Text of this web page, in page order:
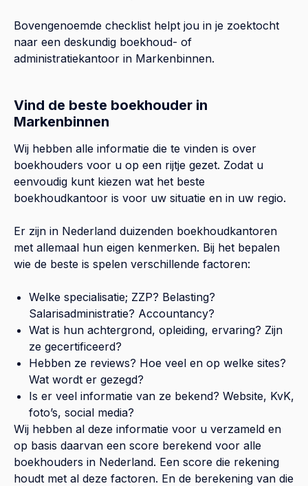
Bovengenoemde checklist helpt jou in je zoektocht
naar een deskundig boekhoud- of
administratiekantoor in Markenbinnen.
Vind de beste boekhouder in
Markenbinnen
Wij hebben alle informatie die te vinden is over
boekhouders voor u op een rijtje gezet. Zodat u
eenvoudig kunt kiezen wat het beste
boekhoudkantoor is voor uw situatie en in uw regio.
Er zijn in Nederland duizenden boekhoudkantoren
met allemaal hun eigen kenmerken. Bij het bepalen
wie de beste is spelen verschillende factoren:
Welke specialisatie; ZZP? Belasting?
Salarisadministratie? Accountancy?
Wat is hun achtergrond, opleiding, ervaring? Zijn
ze gecertificeerd?
Hebben ze reviews? Hoe veel en op welke sites?
Wat wordt er gezegd?
Is er veel informatie van ze bekend? Website, KvK,
foto’s, social media?
Wij hebben al deze informatie voor u verzameld en
op basis daarvan een score berekend voor alle
boekhouders in Nederland. Een score die rekening
houdt met al deze factoren. En de berekening van die